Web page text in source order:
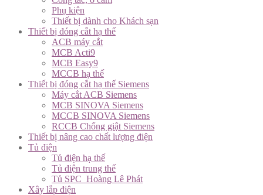
Phụ kiện
Thiết bị dành cho Khách sạn
Thiết bị đóng cắt hạ thế
ACB máy cắt
MCB Acti9
MCB Easy9
MCCB hạ thế
Thiết bị đóng cắt hạ thế Siemens
Máy cắt ACB Siemens
MCB SINOVA Siemens
MCCB SINOVA Siemens
RCCB Chống giật Siemens
Thiết bị nâng cao chất lượng điện
Tủ điện
Tủ điện hạ thế
Tủ điện trung thế
Tủ SPC_Hoàng Lê Phát
Xây lắp điện